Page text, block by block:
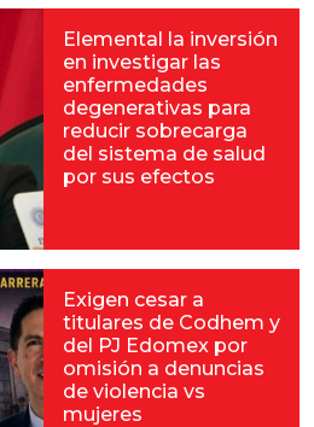
Elemental la inversión
en investigar las
enfermedades
degenerativas para
reducir sobrecarga
del sistema de salud
por sus efectos
Exigen cesar a
titulares de Codhem y
del PJ Edomex por
omisión a denuncias
de violencia vs
mujeres